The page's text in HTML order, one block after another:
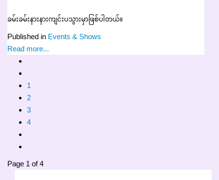
ခမ်းခမ်းနားနားကျင်းပသွားမှာဖြစ်ပါတယ်။
Published in Events & Shows
Read more...
1
2
3
4
Page 1 of 4